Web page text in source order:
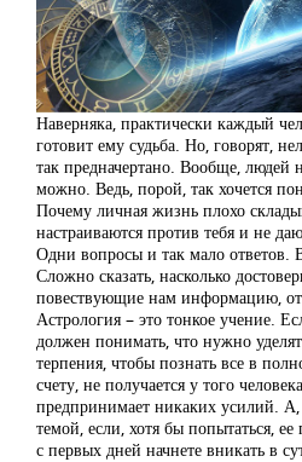
Наверняка, практически каждый
готовит ему судьба. Но, говорят,
так предначертано. Вообще, людей
можно. Ведь, порой, так хочется
Почему личная жизнь плохо
настраиваются против тебя и не
Одни вопросы и так мало ответов.
Сложно сказать, насколько
повествующие нам информацию,
Астрология – это тонкое учение.
должен понимать, что нужно
терпения, чтобы познать все в
счету, не получается у того
предпринимает никаких усилий. А,
темой, если, хотя бы попытаться,
с первых дней начнете вникать в